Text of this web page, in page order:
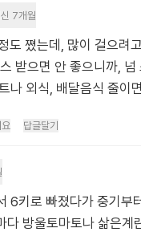
7개월
도 쪘는데, 많이 걸으려
받으면 안 좋으니까,
나 외식, 배달음식 줄이
답글달기
6키로 빠졌다가 중기부
다 방울토마토나 삶은